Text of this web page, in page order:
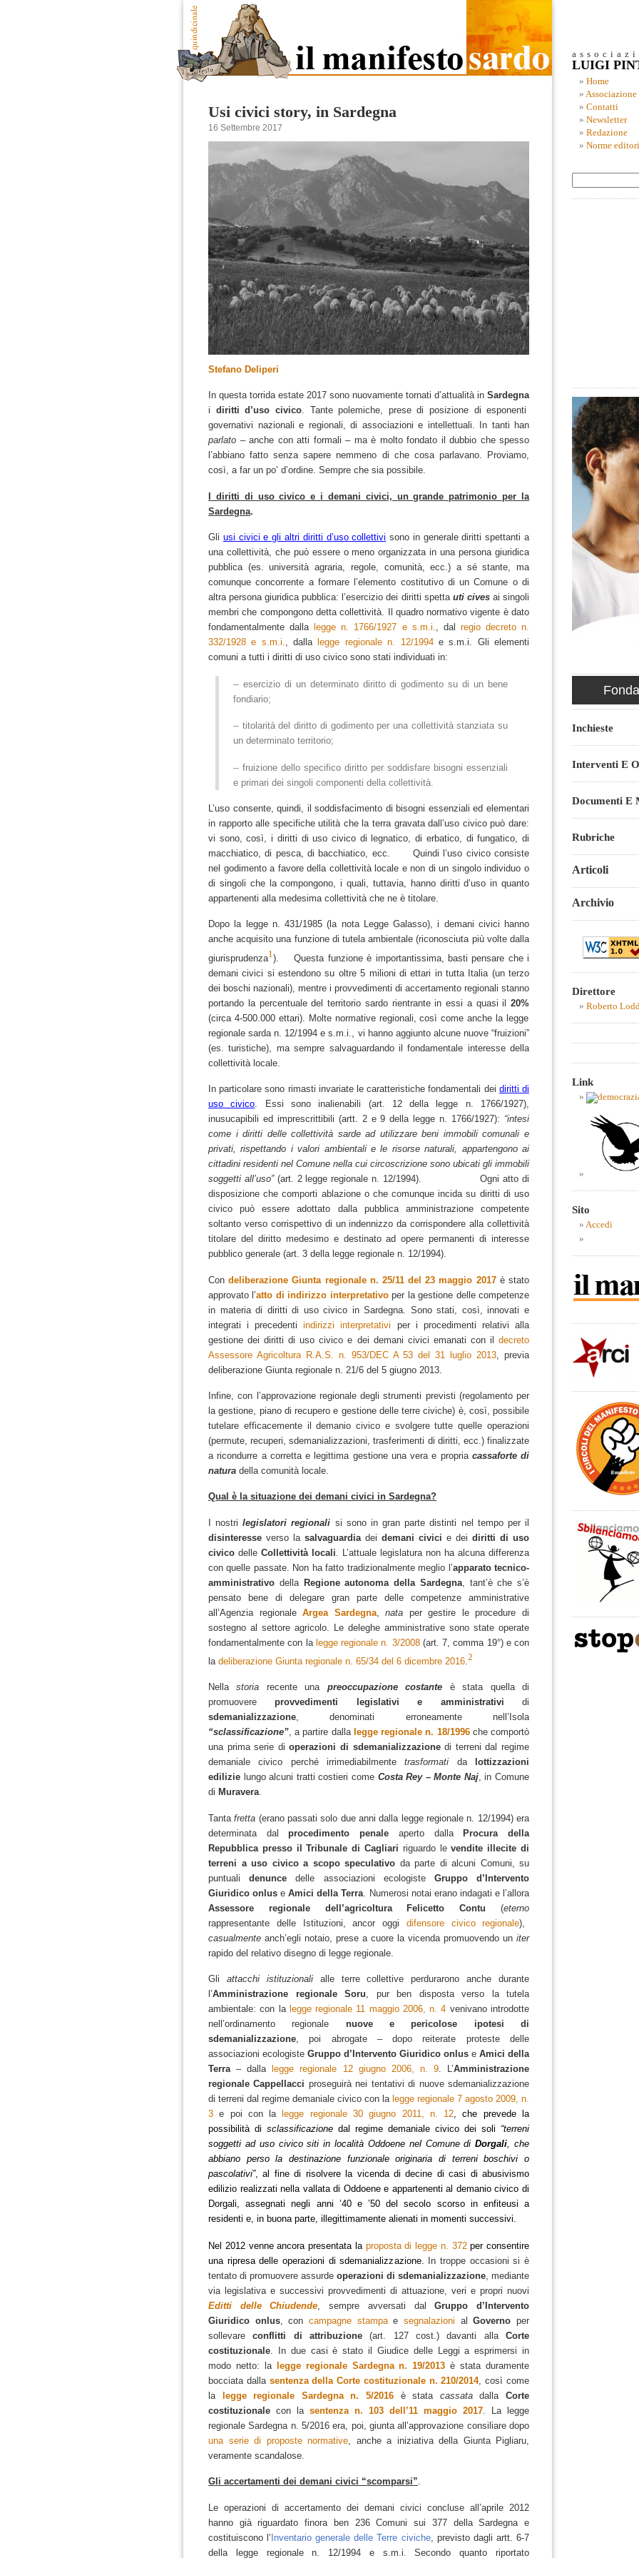
Usi civici story, in Sardegna
16 Settembre 2017
Stefano Deliperi
In questa torrida estate 2017 sono nuovamente tornati d’attualità in Sardegna
i diritti d’uso civico. Tante polemiche, prese di posizione di esponenti
governativi nazionali e regionali, di associazioni e intellettuali. In tanti han
parlato – anche con atti formali – ma è molto fondato il dubbio che spesso
l’abbiano fatto senza sapere nemmeno di che cosa parlavano.
Proviamo,
così, a far un po’ d’ordine. Sempre che sia possibile.
I diritti di uso civico e i demani civici, un grande patrimonio per la
Sardegna.
Gli usi civici e gli altri diritti d’uso collettivi sono in generalediritti spettanti a
una collettività, che può essere o meno organizzata in una persona giuridica
pubblica(es. università agraria, regole, comunità, ecc.) a sé stante, ma
comunque concorrente a formare l’elemento costitutivo di un Comune o di
altra persona giuridica pubblica: l’esercizio dei diritti spetta uti cives ai singoli
membriche compongono dettacollettività.
Il quadro normativo vigente è dato
fondamentalmente dalla legge n. 1766/1927 e s.m.i., dal regio decreto n.
332/1928 e s.m.i., dalla legge regionale n. 12/1994e s.m.i. Gli elementi
comuni a tutti i diritti di uso civico sono stati individuati in:
– esercizio di un determinato diritto di godimento su di un bene
fondiario;
– titolarità del diritto di godimento per una collettività stanziata su
un determinato territorio;
– fruizione dello specifico diritto per soddisfare bisogni essenziali
e primari dei singoli componenti della collettività.
L’uso consente, quindi, il soddisfacimento di bisogni essenziali ed elementari
in rapporto alle specifiche utilità che la terra gravata dall’uso civico può dare:
vi sono, così, i diritti di uso civico di legnatico, di erbatico, di fungatico, di
macchiatico, di pesca, di bacchiatico, ecc. Quindi l’uso civico consiste
nel godimento a favore della collettività locale e non di un singolo individuo o
di singoli che la compongono, i quali, tuttavia, hanno diritti d’uso in quanto
appartenenti alla medesima collettività che ne è titolare.
Dopo la legge n. 431/1985 (la nota Legge Galasso), i demani civici hanno
anche acquisito una funzione di tutela ambientale (riconosciuta più volte dalla
giurisprudenza1 ). Questa funzione è importantissima, basti pensare che i
demani civici si estendono su oltre 5 milioni di ettari in tutta Italia (un terzo
dei boschi nazionali), mentre i provvedimenti di accertamento regionali stanno
portando la percentuale del territorio sardo rientrante in essi a quasi il 20%
(circa 4-500.000 ettari). Molte normative regionali, così come anche la legge
regionale sarda n. 12/1994 e s.m.i., vi hanno aggiunto alcune nuove “fruizioni”
(es. turistiche), ma sempre salvaguardando il fondamentale interesse della
collettività locale.
In particolare sono rimasti invariate le caratteristiche fondamentali dei diritti di
uso civico. Essi sono inalienabili (art. 12 della legge n. 1766/1927),
inusucapibili ed imprescrittibili (artt. 2 e 9 della legge n. 1766/1927): “intesi
come i diritti delle collettività sarde ad utilizzare beni immobili comunali e
privati, rispettando i valori ambientali e le risorse naturali, appartengono ai
cittadini residenti nel Comune nella cui circoscrizione sono ubicati gli immobili
soggetti all’uso”(art. 2 legge regionale n. 12/1994). Ogni atto di
disposizione che comporti ablazione o che comunque incida su diritti di uso
civico può essere adottato dalla pubblica amministrazione competente
soltanto verso corrispettivo di un indennizzo da corrispondere alla collettività
titolare del diritto medesimo e destinato ad opere permanenti di interesse
pubblico generale (art. 3 della legge regionale n. 12/1994).
Condeliberazione Giunta regionale n. 25/11 del 23 maggio 2017è stato
approvato l’atto di indirizzo interpretativoper la gestione delle competenze
in materia di diritti di uso civico in Sardegna. Sono stati, così, innovati e
integrati i precedentiindirizzi interpretativi per i procedimenti relativi alla
gestione dei diritti di uso civico e dei demani civici emanati con il decreto
Assessore Agricoltura R.A.S. n. 953/DEC A 53 del 31 luglio 2013 , previa
deliberazione Giunta regionale n. 21/6 del 5 giugno 2013.
Infine, con l’approvazione regionale degli strumenti previsti (regolamento per
la gestione, piano di recupero e gestione delle terre civiche) è, così, possibile
tutelare efficacemente il demanio civico e svolgere tutte quelle operazioni
(permute, recuperi, sdemanializzazioni, trasferimenti di diritti, ecc.) finalizzate
a ricondurre a corretta e legittima gestione una vera e propria cassaforte di
natura della comunità locale.
Qual è la situazione dei demani civici in Sardegna?
I nostrilegislatori regionali si sono in gran parte distinti nel tempo per il
disinteresse verso la salvaguardia dei demani civici e dei diritti di uso
civico delle Collettività locali
L’attuale legislatura non ha alcuna differenza
con quelle passate.
Non ha fatto tradizionalmente meglio l’apparato tecnico-
amministrativo della Regione autonoma della Sardegna, tant’è che s’è
pensato bene di delegare gran parte delle competenze amministrative
all’Agenzia regionaleArgea Sardegna,nata per gestire le procedure di
sostegno al settore agricolo. Le deleghe amministrative sono state operate
fondamentalmente con la legge regionale n. 3/2008(art. 7, comma 19°) e con
la deliberazione Giunta regionale n. 65/34 del 6 dicembre 2016.2
Nellastoria recente una preoccupazione costante è stata quella di
promuovereprovvedimenti legislativi e amministrativi di
sdemanializzazione, denominati erroneamente nell’Isola
“sclassificazione”, a partire dalla legge regionale n. 18/1996che comportò
una prima serie dioperazioni di sdemanializzazionedi terreni dal regime
demaniale civico perché irrimediabilmentetrasformati da
lottizzazioni
edilizie lungo alcuni tratti costieri come Costa Rey – Monte Naj, in Comune
di Muravera.
Tantafretta (erano passati solo due anni dalla legge regionale n. 12/1994) era
determinata dalprocedimento penale aperto dalla
Procura della
Repubblica presso il Tribunale di Cagliari riguardo levendite illecite di
terreni a uso civico a scopo speculativo da parte di alcuni Comuni, su
puntualidenunce delle associazioni ecologisteGruppo d’Intervento
Giuridico onlus eAmici della Terra . Numerosi notai erano indagati e l’allora
Assessore regionale dell’agricoltura Felicetto Contu (eterno
rappresentante delle Istituzioni, ancor oggi difensore civico regionale),
casualmente anch’egli notaio, prese a cuore la vicenda promuovendo un iter
rapido del relativo disegno di legge regionale.
Gli attacchi istituzionalialle terre collettive perdurarono anche durante
l’Amministrazione regionale Soru, pur ben disposta verso la tutela
ambientale: con la legge regionale 11 maggio 2006, n. 4 venivano introdotte
nell’ordinamento regionale nuove e pericolose ipotesi di
sdemanializzazione, poi abrogate – dopo reiterate proteste delle
associazioni ecologiste Gruppo d’Intervento Giuridico onlus e Amici della
Terra– dalla legge regionale 12 giugno 2006, n. 9. L’Amministrazione
regionale Cappellacci proseguirà nei tentativi di nuove sdemanializzazione
di terreni dal regime demaniale civico con la legge regionale 7 agosto 2009, n.
3 e poi con la legge regionale 30 giugno 2011, n. 12, che prevede la
possibilità di sclassificazione dal regime demaniale civico dei soli “terreni
soggetti ad uso civico siti in località Oddoene nel Comune diDorgali, che
abbiano perso la destinazione funzionale originaria di terreni boschivi o
pascolativi”, al fine di risolvere la vicenda di decine di casi di abusivismo
edilizio realizzati nella vallata di Oddoene e appartenenti al demanio civico di
Dorgali, assegnati negli anni ’40 e ’50 del secolo scorso in enfiteusi a
residenti e, in buona parte, illegittimamente alienati in momenti successivi.
Nel 2012 venne ancora presentata la proposta di legge n. 372 per consentire
una ripresa delle operazioni di sdemanializzazione.
In troppe occasioni si è
tentato di promuovere assurde operazioni di sdemanializzazione , mediante
via legislativa e successivi provvedimenti di attuazione, veri e propri nuovi
Editti delle Chiudende , sempre avversati dalGruppo d’Intervento
Giuridico onlus, concampagne stampaesegnalazioni alGoverno per
sollevareconflitti di attribuzione (art. 127 cost.) davanti allaCorte
costituzionale
In due casi è stato il Giudice delle Leggi a esprimersi in
modo netto: la
legge regionale Sardegna n. 19/2013 è stata duramente
bocciata dalla sentenza della Corte costituzionale n. 210/2014, così come
la
legge regionale Sardegna n. 5/2016 è stata cassatadallaCorte
costituzionale con la sentenza n. 103 dell’11 maggio 2017
La legge
regionale Sardegna n. 5/2016 era, poi, giunta all’approvazione consiliare dopo
una serie di proposte normative , anche a iniziativa della Giunta Pigliaru,
veramente scandalose.
Gli accertamenti dei demani civici “scomparsi”.
Le operazioni di accertamento dei demani civici concluse all’aprile 2012
hanno già riguardato finora ben 236 Comuni sui 377 della Sardegna e
costituiscono l’Inventario generale delle Terre civiche, previsto dagli artt. 6-7
della legge regionale n. 12/1994 e s.m.i.Secondo quanto riportato
LUIGI
Home
Associazione
Contatti
Newsletter
Redazione
Norme
Inchieste
Interventi E
Documenti E
Rubriche
Articoli
Archivio
Direttore
Roberto
Link
Sito
Accedi